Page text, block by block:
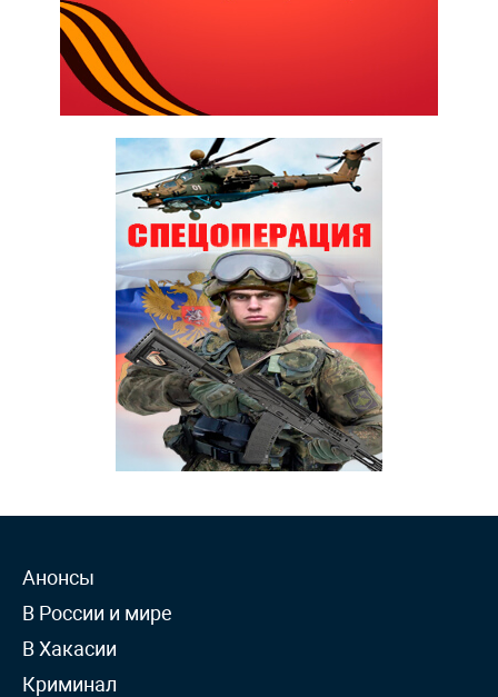
Анонсы
В России и мире
В Хакасии
Криминал